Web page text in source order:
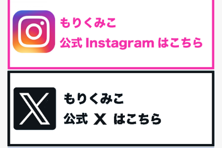
腸内環境を整えることは、健康維持の中でいっちばん大事！だと私
は思っています。 ヒトの免...
iHerb特大セール終了間近！みんな何買う？
最近お風呂上がりの炭酸水をシリカシリカにしているんだけど確か
今回は、最近毎回定期的に購入している「楽天ふるさと納税」の返
礼品トップ５を紹介します。今までいろ...
更年期を穏やかに乗りきるために今できる５つのこと。
アラフィフからの体と心の整え方。 私も気づけばアラフィフ、これ
といった更年期症状はまだ...